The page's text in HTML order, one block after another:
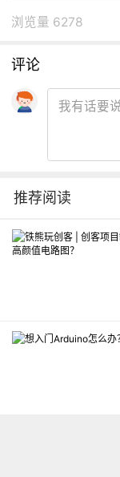
浏览量 6278
评论
推荐阅读